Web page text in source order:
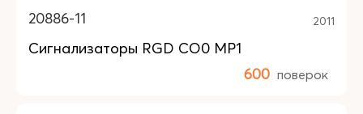
20886-11 2011
Сигнализаторы RGD CO0 MP1
600 поверок